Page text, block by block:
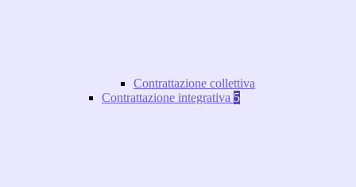
Contrattazione collettiva
Contrattazione integrativa 5